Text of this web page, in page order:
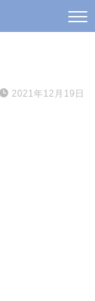
2021年12月19日